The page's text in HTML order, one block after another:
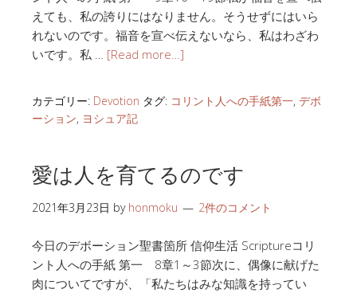
えても、私の誇りにはなりません。そうせずにはいら
れないのです。福音を宣べ伝えないなら、私はわざわ
いです。私 … [Read more…]
カテゴリー: Devotion タグ: コリント人への手紙第一, デボ
ーション, ヨシュア記
愛は人を育てるのです
2021年3月23日 by honmoku 2件のコメント
今日のデボーション聖書箇所 信仰生活 Scriptureコリ
ント人への手紙 第一 8章1～3節次に、偶像に献げた
肉についてですが、「私たちはみな知識を持ってい